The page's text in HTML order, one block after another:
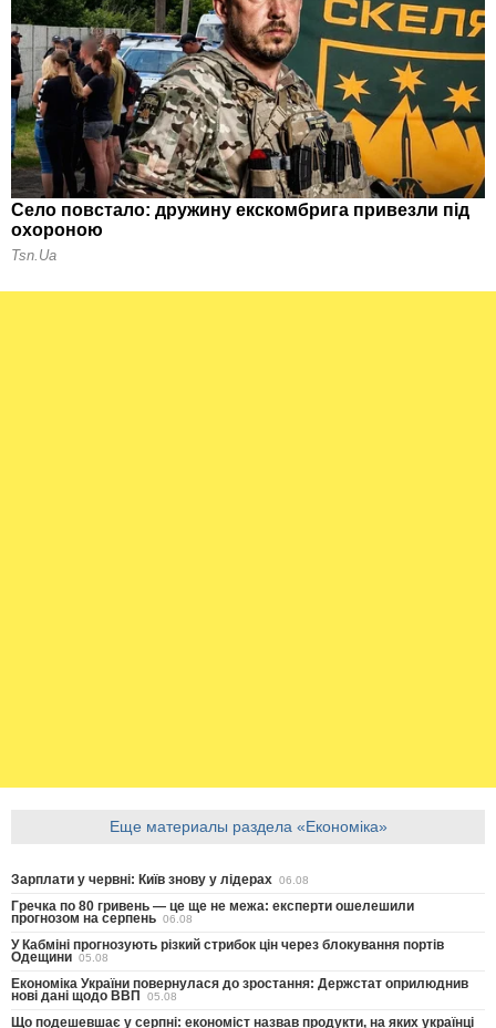
Еще материалы раздела «Економіка»
Зарплати у червні: Київ знову у лідерах 06.08
Гречка по 80 гривень — це ще не межа: експерти ошелешили
прогнозом на серпень 06.08
У Кабміні прогнозують різкий стрибок цін через блокування портів
Одещини 05.08
Економіка України повернулася до зростання: Держстат оприлюднив
нові дані щодо ВВП 05.08
Що подешевшає у серпні: економіст назвав продукти, на яких українці